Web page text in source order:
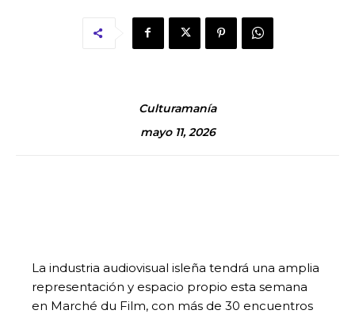
Culturamanía
mayo 11, 2026
La industria audiovisual isleña tendrá una amplia
representación y espacio propio esta semana
en Marché du Film, con más de 30 encuentros